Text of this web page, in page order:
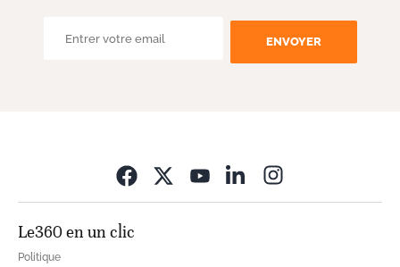
ENVOYER
Le360 en un clic
Politique